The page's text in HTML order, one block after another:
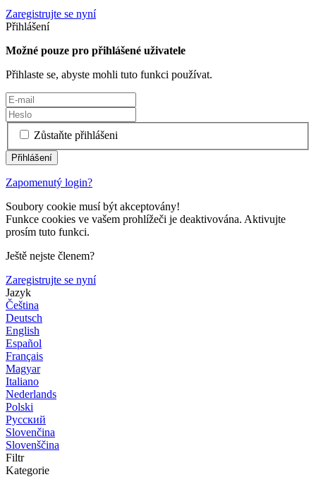
Zaregistrujte se nyní
Přihlášení
Možné pouze pro přihlášené uživatele
Přihlaste se, abyste mohli tuto funkci používat.
Zůstaňte přihlášeni
Zapomenutý login?
Soubory cookie musí být akceptovány!
Funkce cookies ve vašem prohlížeči je deaktivována. Aktivujte
prosím tuto funkci.
Ještě nejste členem?
Zaregistrujte se nyní
Jazyk
Čeština
Deutsch
English
Español
Français
Magyar
Italiano
Nederlands
Polski
Русский
Slovenčina
Slovenščina
Filtr
Kategorie